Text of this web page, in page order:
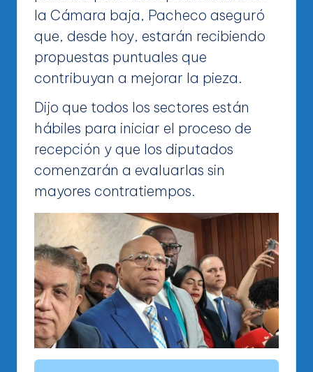
la Cámara baja, Pacheco aseguró
que, desde hoy, estarán recibiendo
propuestas puntuales que
contribuyan a mejorar la pieza.
Dijo que todos los sectores están
hábiles para iniciar el proceso de
recepción y que los diputados
comenzarán a evaluarlas sin
mayores contratiempos.